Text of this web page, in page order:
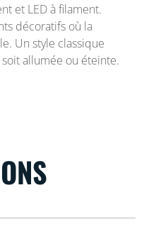
et LED à filament.
décoratifs où la
Un style classique
allumée ou éteinte.